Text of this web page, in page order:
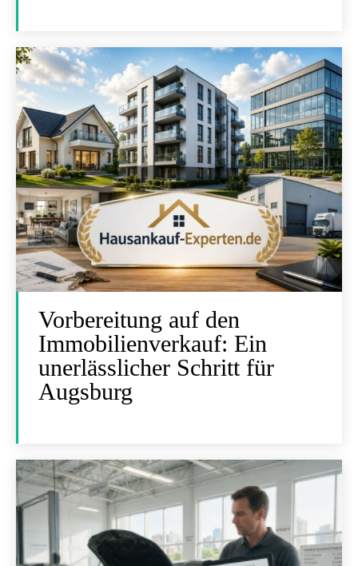
Vorbereitung auf den
Immobilienverkauf: Ein
unerlässlicher Schritt für
Augsburg